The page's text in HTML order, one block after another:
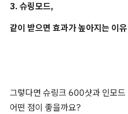
3. 슈링모드,
같이 받으면 효과가 높아지는 이유
그렇다면 슈링크 600샷과 인모
어떤 점이 좋을까요?